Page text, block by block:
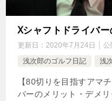
Xシャフトドライバー
更新日： 2020年7月24日 公
浅次郎のゴルフ日記
浅
【80切りを目指すアマ
バーのメリット・デメ